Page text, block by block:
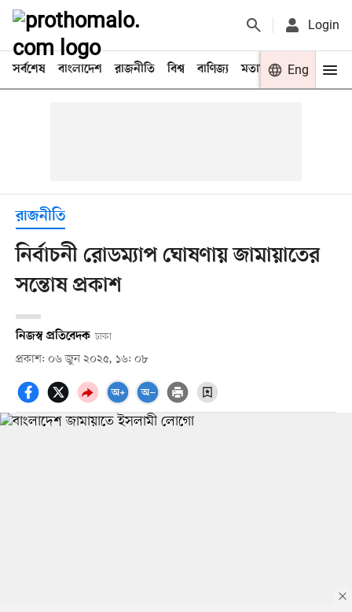
Login
সর্বশেষ বাংলাদেশ রাজনীতি বিশ্ব বাণিজ্য মতামত খেলা
Eng
রাজনীতি
নির্বাচনী রোডম্যাপ ঘোষণায় জামায়াতের
সন্তোষ প্রকাশ
নিজস্ব প্রতিবেদক ঢাকা
প্রকাশ: ০৬ জুন ২০২৫, ১৬: ০৮